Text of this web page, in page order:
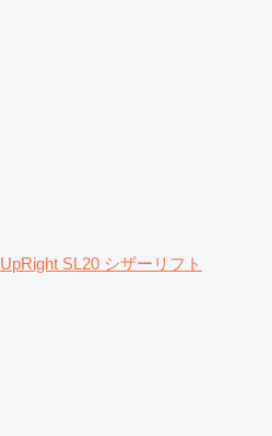
UpRight SL20 シザーリフト